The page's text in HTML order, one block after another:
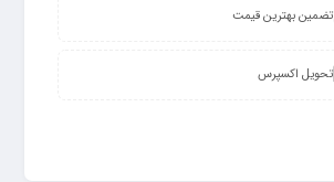
تضمین بهترین قیمت
تحویل اکسپرس